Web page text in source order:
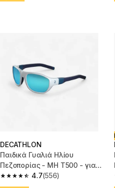
DECATHLON
Παιδικά Γυαλιά Ηλίου
Πεζοπορίας - MH T500 - για
ηλικίες από 6-10 - Κατηγορίας
4
4.7
4.7 out of 5 stars from 556
(556)